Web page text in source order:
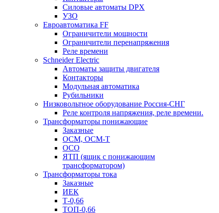
Силовые автоматы DPX
УЗО
Евроавтоматика FF
Ограничители мощности
Ограничители перенапряжения
Реле времени
Schneider Electric
Автоматы защиты двигателя
Контакторы
Модульная автоматика
Рубильники
Низковольтное оборудование Россия-СНГ
Реле контроля напряжения, реле времени.
Трансформаторы понижающие
Заказные
ОСМ, ОСМ-Т
ОСО
ЯТП (ящик с понижающим
трансформатором)
Трансформаторы тока
Заказные
ИЕК
Т-0,66
ТОП-0,66